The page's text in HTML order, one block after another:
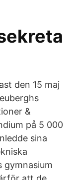
den 15 maj
&
på 5 000
sina
gymnasium